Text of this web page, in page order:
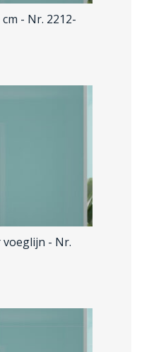
- Nr. 2212-
voeglijn - Nr.